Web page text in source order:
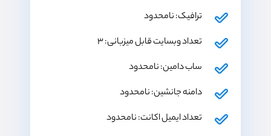
ترافیک: نامحدود
تعداد وبسایت قابل میزبانی: ۳
ساب دامین: نامحدود
دامنه جانشین: نامحدود
تعداد ایمیل اکانت: نامحدود